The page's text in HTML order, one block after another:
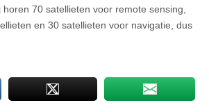
70 satellieten voor remote sensing,
en 30 satellieten voor navigatie, dus